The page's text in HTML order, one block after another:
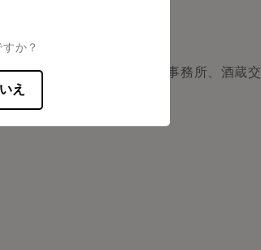
選ばれています！
ショップおよび藤井酒造事務所、酒蔵交
か？
え